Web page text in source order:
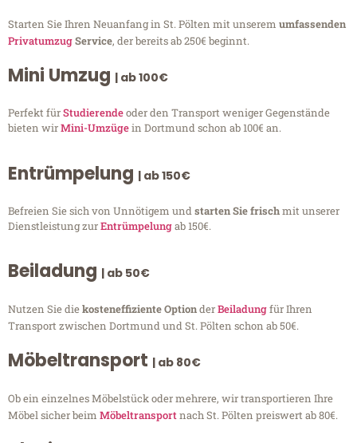
Starten Sie Ihren Neuanfang in St. Pölten mit unserem umfassenden
PrivatumzugService, der bereits ab 250€ beginnt.
Mini Umzug | ab 100€
Perfekt fürStudierendeoder den Transport weniger Gegenstände
bieten wirMini-Umzügein Dortmund schon ab 100€ an.
Entrümpelung | ab 150€
Befreien Sie sich von Unnötigem undstarten Sie frischmit unserer
Dienstleistung zurEntrümpelungab 150€.
Beiladung | ab 50€
Nutzen Sie diekosteneffiziente OptionderBeiladungfür Ihren
Transport zwischen Dortmund und St. Pölten schon ab 50€.
Möbeltransport | ab 80€
Ob ein einzelnes Möbelstück oder mehrere, wir transportieren Ihre
Möbel sicher beim Möbeltransportnach St. Pölten preiswert ab 80€.